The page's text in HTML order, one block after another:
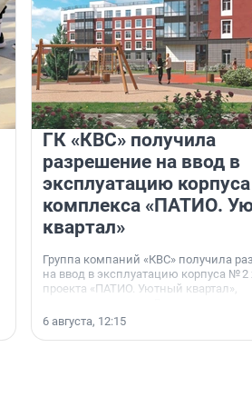
ГК «КВС» получила
разрешение на ввод в
эксплуатацию
комплекса «ПАТИО.
квартал»
Группа компаний «КВС» получила
на ввод в эксплуатацию корпуса № 2
проекта «ПАТИО. Уютный квартал»,
Ленинградской области.
6 августа, 12:15